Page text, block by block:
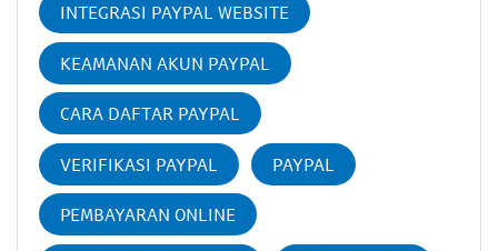
INTEGRASI PAYPAL WEBSITE
KEAMANAN AKUN PAYPAL
CARA DAFTAR PAYPAL
VERIFIKASI PAYPAL PAYPAL
PEMBAYARAN ONLINE